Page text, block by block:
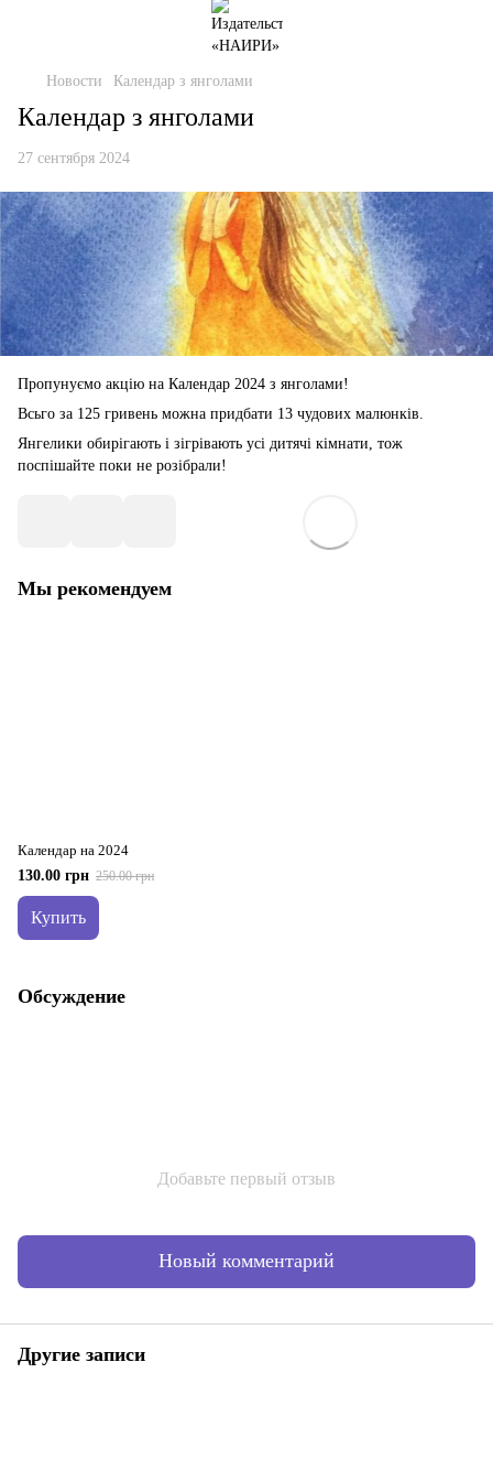
Новости Календар з янголами
Календар з янголами
27 сентября 2024
Пропунуємо акцію на Календар 2024 з янголами!
Всьго за 125 гривень можна придбати 13 чудових малюнків.
Янгелики обирігають і зігрівають усі дитячі кімнати, тож
поспішайте поки не розібрали!
Мы рекомендуем
Календар на 2024
130.00 грн 250.00 грн
Купить
Обсуждение
Добавьте первый отзыв
Новый комментарий
Другие записи